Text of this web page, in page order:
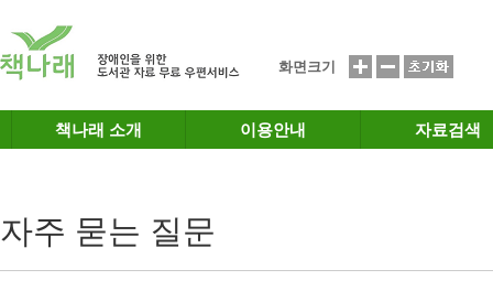
화면크기
책나래 소개 이용안내 자료검색
자주 묻는 질문